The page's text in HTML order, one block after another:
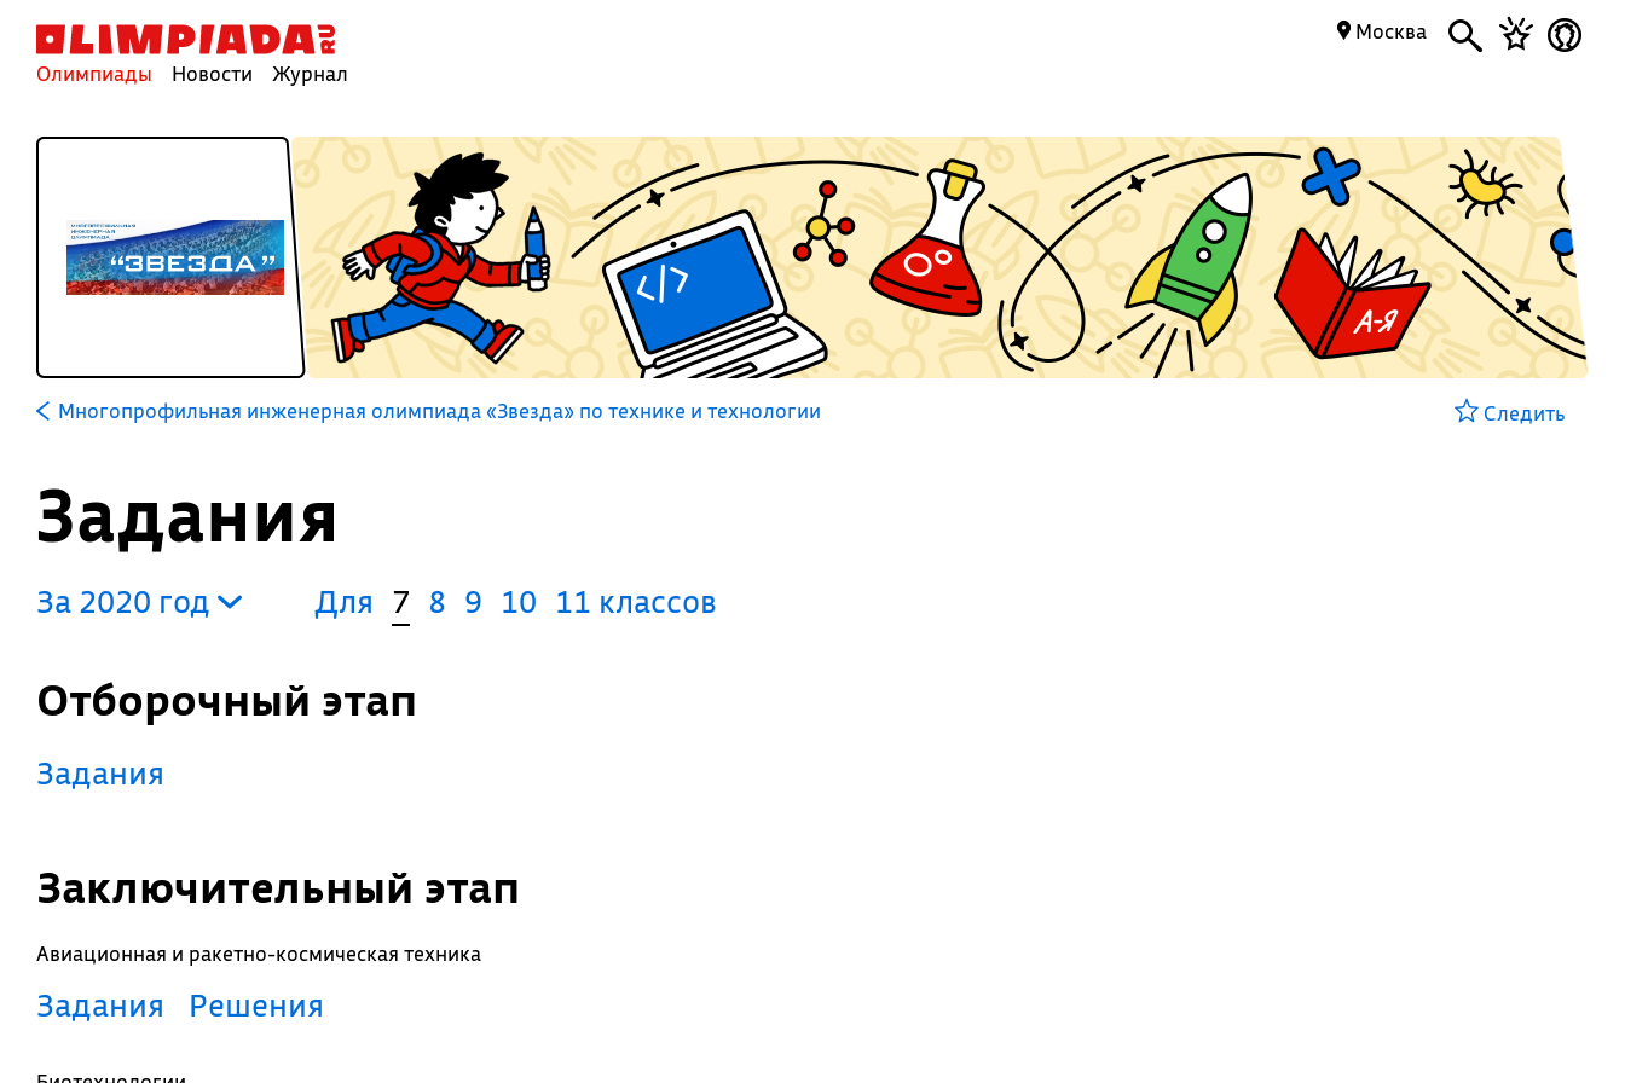
Олимпиады Новости Журнал
Москва
Многопрофильная инженерная олимпиада «Звезда» по технике и технологии Следить
Задания
За 2020 год Для 7 8 9 10 11 классов
Отборочный этап
Задания
Заключительный этап
Авиационная и ракетно-космическая техника
Задания Решения